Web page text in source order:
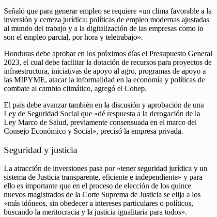
Señaló que para generar empleo se requiere «un clima favorable a la
inversión y certeza jurídica; políticas de empleo modernas ajustadas
al mundo del trabajo y a la digitalización de las empresas como lo
son el empleo parcial, por hora y teletrabajo».
Honduras debe aprobar en los próximos días el Presupuesto General
2023, el cual debe facilitar la dotación de recursos para proyectos de
infraestructura, iniciativas de apoyo al agro, programas de apoyo a
las MIPYME, atacar la informalidad en la economía y políticas de
combate al cambio climático, agregó el Cohep.
El país debe avanzar también en la discusión y aprobación de una
Ley de Seguridad Social que «dé respuesta a la derogación de la
Ley Marco de Salud, previamente consensuada en el marco del
Consejo Económico y Social», precisó la empresa privada.
Seguridad y justicia
La atracción de inversiones pasa por «tener seguridad jurídica y un
sistema de Justicia transparente, eficiente e independiente» y para
ello es importante que en el proceso de elección de los quince
nuevos magistrados de la Corte Suprema de Justicia se elija a los
«más idóneos, sin obedecer a intereses particulares o políticos,
buscando la meritocracia y la justicia igualitaria para todos».